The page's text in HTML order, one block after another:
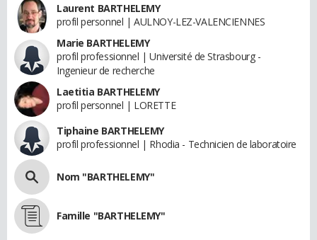
Laurent BARTHELEMY
profil personnel | AULNOY-LEZ-VALENCIENNES
Marie BARTHELEMY
profil professionnel | Université de Strasbourg -
Ingenieur de recherche
Laetitia BARTHELEMY
profil personnel | LORETTE
Tiphaine BARTHELEMY
profil professionnel | Rhodia - Technicien de laboratoire
Nom "BARTHELEMY"
Famille "BARTHELEMY"